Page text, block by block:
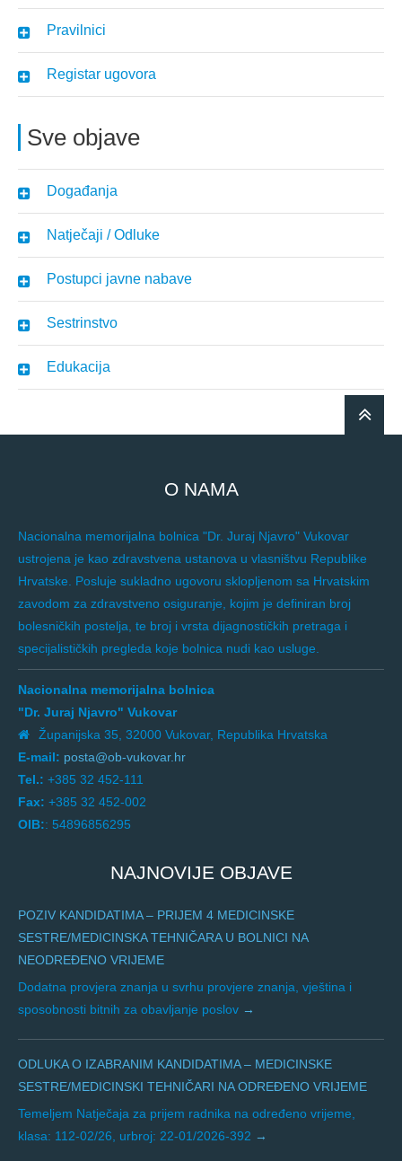
Pravilnici
Registar ugovora
Sve objave
Događanja
Natječaji / Odluke
Postupci javne nabave
Sestrinstvo
Edukacija
O NAMA
Nacionalna memorijalna bolnica "Dr. Juraj Njavro" Vukovar
ustrojena je kao zdravstvena ustanova u vlasništvu Republike
Hrvatske. Posluje sukladno ugovoru sklopljenom sa Hrvatskim
zavodom za zdravstveno osiguranje, kojim je definiran broj
bolesničkih postelja, te broj i vrsta dijagnostičkih pretraga i
specijalističkih pregleda koje bolnica nudi kao usluge.
Nacionalna memorijalna bolnica
"Dr. Juraj Njavro" Vukovar
Županijska 35, 32000 Vukovar, Republika Hrvatska
E-mail: posta@ob-vukovar.hr
Tel.: +385 32 452-111
Fax: +385 32 452-002
OIB:: 54896856295
NAJNOVIJE OBJAVE
POZIV KANDIDATIMA – PRIJEM 4 MEDICINSKE
SESTRE/MEDICINSKA TEHNIČARA U BOLNICI NA
NEODREĐENO VRIJEME
Dodatna provjera znanja u svrhu provjere znanja, vještina i
sposobnosti bitnih za obavljanje poslov
ODLUKA O IZABRANIM KANDIDATIMA – MEDICINSKE
SESTRE/MEDICINSKI TEHNIČARI NA ODREĐENO VRIJEME
Temeljem Natječaja za prijem radnika na određeno vrijeme,
klasa: 112-02/26, urbroj: 22-01/2026-392